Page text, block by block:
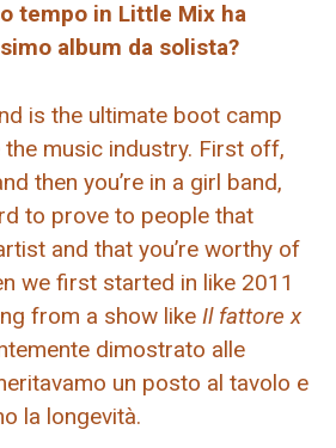
tempo in Little Mix ha
album da solista?
is the ultimate boot camp
music industry. First off,
then you’re in a girl band,
to prove to people that
and that you’re worthy of
we first started in like 2011
from a show like Il fattore x
dimostrato alle
un posto al tavolo e
la longevità.